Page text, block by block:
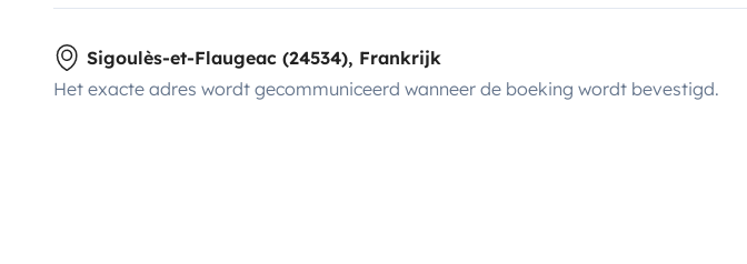
Sigoulès-et-Flaugeac (24534), Frankrijk
Het exacte adres wordt gecommuniceerd wanneer de boeking wordt bevestigd.